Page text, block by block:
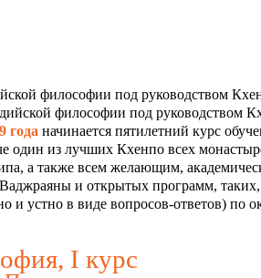
философии под руководством
года начинается пятилетний курс
один из лучших Кхенпо всех
а также всем желающим,
и открытых программ,
и устно в виде вопросов-ответов) по
I курс